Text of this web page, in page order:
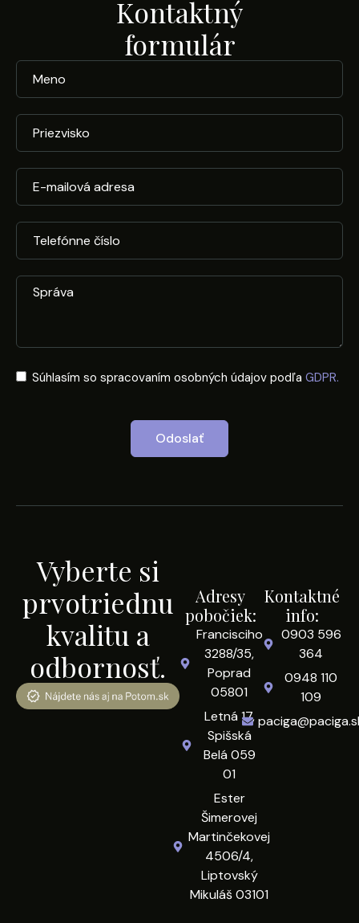
Kontaktný
formulár
Súhlasím so spracovaním osobných údajov podľa GDPR.
Odoslať
Vyberte si
prvotriednu
kvalitu a
odbornosť.
Adresy
pobočiek:
Francisciho
3288/35,
Poprad
05801
Letná 17,
Spišská
Belá 059
01
Ester
Šimerovej
Martinčekovej
4506/4,
Liptovský
Mikuláš 03101
Kontaktné
info:
0903 596
364
0948 110
109